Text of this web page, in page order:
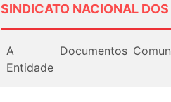
SINDICATO NACIONAL
A
Entidade
Documentos